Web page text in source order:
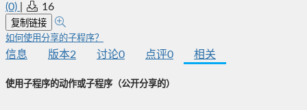
(0)
16
复制链接
如何使用分享的子程序？
信息 版本2 讨论0 点评0 相关
使用子程序的动作或子程序（公开分享的）